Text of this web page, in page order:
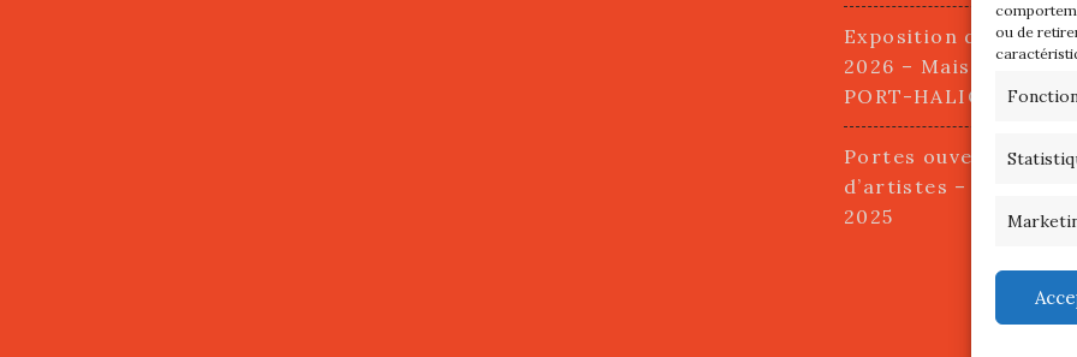
ou de
Exposition du 20
2026 – Maison du
PORT-HALIGUEN –
Portes ouvertes des
d’artistes – 13 et 14
2025